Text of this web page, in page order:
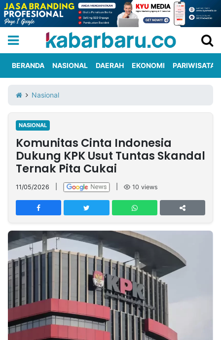
Iklan
Berita
Kami
Nasional
International
Olahraga
Entertainment
Daerah
Pariwisata
Kuliner
Kolom
Network
PT
TREETAN
INDONESIA
Partner
Insight
NTB
Suara
Time
Lens
IDN
Daily
Jogja
Jalan
Rakyat
Idealita
News
Kita
Notice
Dinamikapost.com
Radar
Baru
Seedbacklink
Follow
Kabarbaru
BERANDA NASIONAL DAERAH EKONOMI PARIWISATA
Nasional
NASIONAL
Komunitas Cinta Indonesia
Dukung KPK Usut Tuntas Skandal
Ternak Pita Cukai
11/05/2026 10 views